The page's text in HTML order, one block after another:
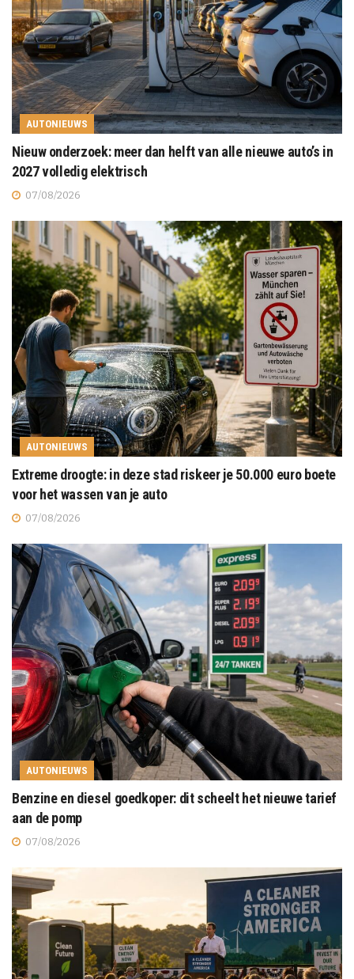
AUTONIEUWS
Nieuw onderzoek: meer dan helft van alle nieuwe auto’s in
2027 volledig elektrisch
07/08/2026
AUTONIEUWS
Extreme droogte: in deze stad riskeer je 50.000 euro boete
voor het wassen van je auto
07/08/2026
AUTONIEUWS
Benzine en diesel goedkoper: dit scheelt het nieuwe tarief
aan de pomp
07/08/2026